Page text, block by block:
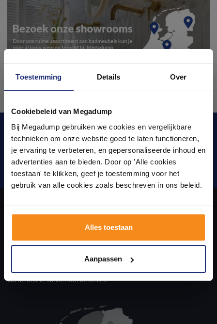
Toestemming Details Over
Cookiebeleid van Megadump
Bij Megadump gebruiken we cookies en vergelijkbare
technieken om onze website goed te laten functioneren,
je ervaring te verbeteren, en gepersonaliseerde inhoud en
advertenties aan te bieden. Door op 'Alle cookies
toestaan' te klikken, geef je toestemming voor het
gebruik van alle cookies zoals beschreven in ons beleid.
Alles toestaan
Aanpassen
Blijf op de hoogte van het laatste nieuws en
ontwikkelingen
Verstuur
showroom terecht kunt voor badkamertegels en sanitair, maar ook
via de online winkel kan bestellen!
badkamers in onze 1000 m²
showroom
Laat je inspireren door 21 volledig ingerichte
badkameropstellingen – van compact tot luxe. Onze
ervaren adviseurs helpen je persoonlijk, en je vindt
tegels & sanitair direct uit voorraad. Gratis parkeren
op eigen terrein.
Kom langs en ervaar zelf het verschil!